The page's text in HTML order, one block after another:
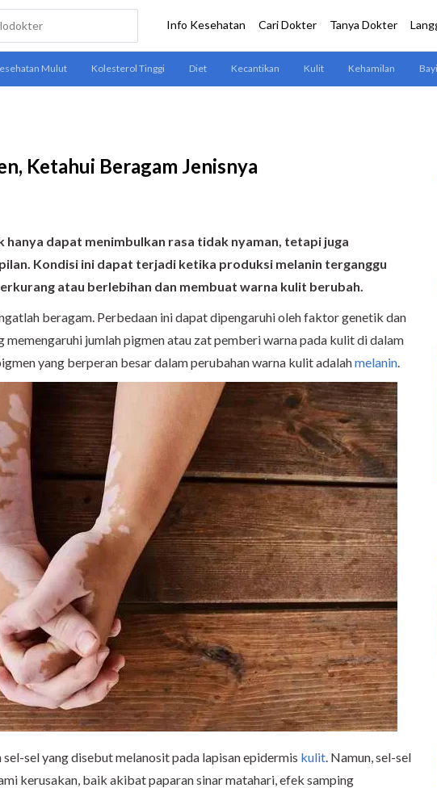
Ketahui Beragam Jenisnya
hanya dapat menimbulkan rasa tidak nyaman, tetapi juga
Kondisi ini dapat terjadi ketika produksi melanin terganggu
atau berlebihan dan membuat warna kulit berubah.
beragam. Perbedaan ini dapat dipengaruhi oleh faktor genetik dan
memengaruhi jumlah pigmen atau zat pemberi warna pada kulit di dalam
yang berperan besar dalam perubahan warna kulit adalahmelanin.
sel yang disebut melanosit pada lapisan epidermis kulit. Namun, sel-sel
kerusakan, baik akibat paparan sinar matahari, efek samping